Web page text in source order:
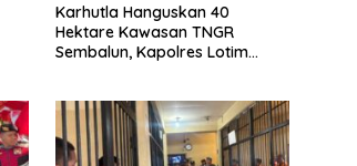
Karhutla Hanguskan 40
Hektare Kawasan TNGR
Sembalun, Kapolres Lotim